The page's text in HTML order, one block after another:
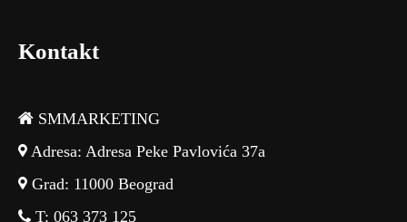
Kontakt
SMMARKETING
Adresa: Adresa Peke Pavlovića 37a
Grad: 11000 Beograd
T: 063 373 125